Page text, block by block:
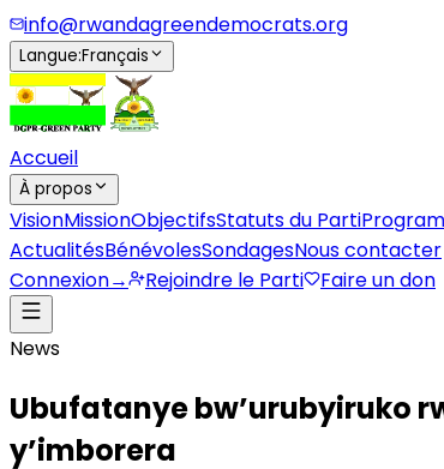
info@rwandagreendemocrats.org
Langue:Français
Accueil
À propos
VisionMissionObjectifsStatuts du Parti
ActualitésBénévolesSondagesNous contacter
Connexion→ Rejoindre le Parti Faire un don
News
Ubufatanye bw’urubyiruko
y’imborera